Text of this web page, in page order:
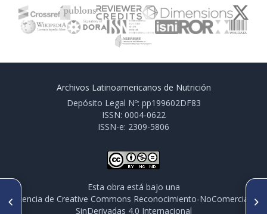
ARTÍCULO ANTERIOR
P367/S6-P46 CONSUMO DE
ALIMENTOS NO SALUDABLES Y
SIGUIENTE ARTÍCULO
P369/S6-P48 TENDENCIA EN EL
CONSUMO DE FRIJOL DE
Archivos Latinoamericanos de Nutrición
Depósito Legal Nº: pp199602DF83
ISSN: 0004-0622
ISSN-e: 2309-5806
Esta obra está bajo una
licencia de Creative Commons Reconocimiento-NoComercial-
SinDerivadas 4.0 Internacional